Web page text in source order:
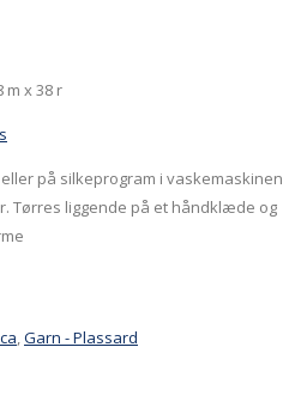
m x 38 r
på silkeprogram i vaskemaskinen
Tørres liggende på et håndklæde og
Garn - Plassard